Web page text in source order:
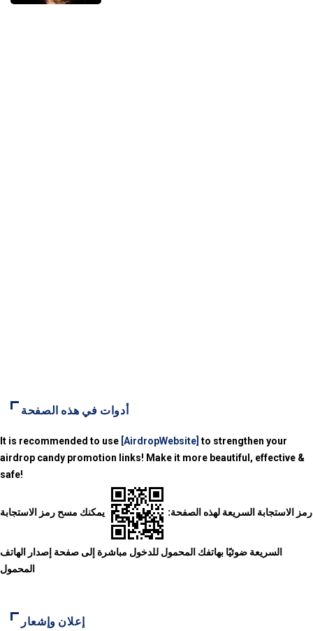
أدوات في هذه الصفحة
It is recommended to use [AirdropWebsite] to strengthen your
airdrop candy promotion links! Make it more beautiful, effective &
safe!
رمز الاستجابة السريعة لهذه الصفحة: يمكنك مسح رمز الاستجابة
السريعة ضوئيًا بهاتفك المحمول للدخول مباشرة إلى صفحة إصدار الهاتف
المحمول
إعلان وإشعار